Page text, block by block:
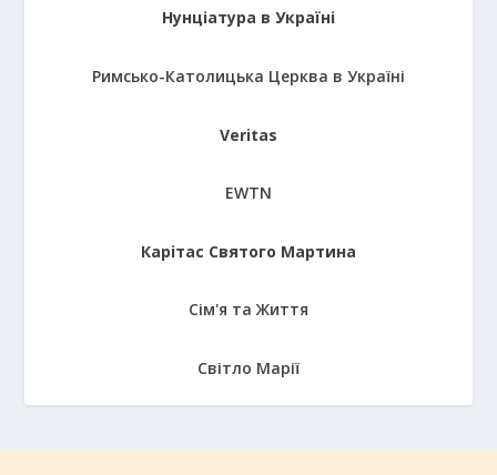
Нунціатура в Україні
Римсько-Католицька Церква в Україні
Veritas
EWTN
Карітас Святого Мартина
Сім'я та Життя
Світло Марії